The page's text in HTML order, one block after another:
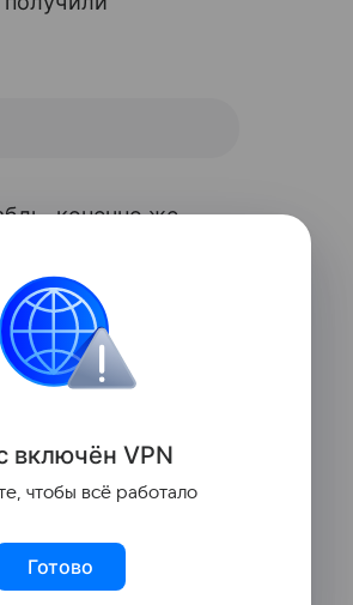
конечно же
камней,
супергерои – как
водрузил на
включён VPN
чтобы всё работало
Готово